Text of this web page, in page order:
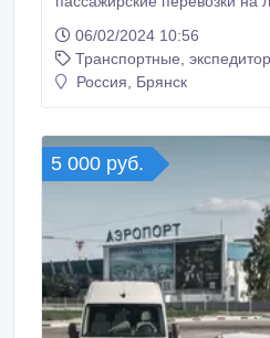
сразу при заказе
50% на Вашу обратную
заказывайте!
06/02/2024 10:56
Транспортные,
Россия, Брянск
5 000 руб.